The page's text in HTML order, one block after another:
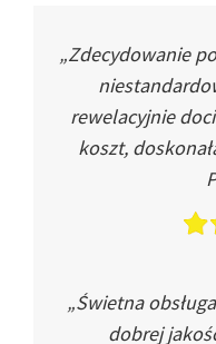
„Zdecydowanie
rewelacyjnie
koszt,
„Świetna
dobrej